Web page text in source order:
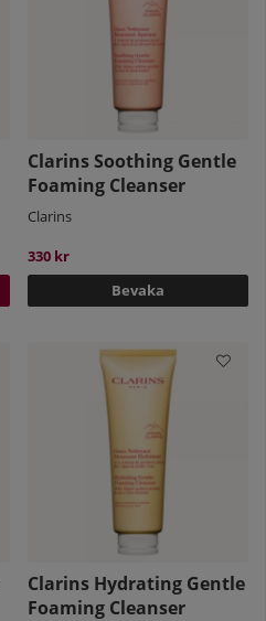
Clarins Soothing Gentle
Foaming Cleanser
Clarins
330 kr
Bevaka
Clarins Hydrating Gentle
Foaming Cleanser